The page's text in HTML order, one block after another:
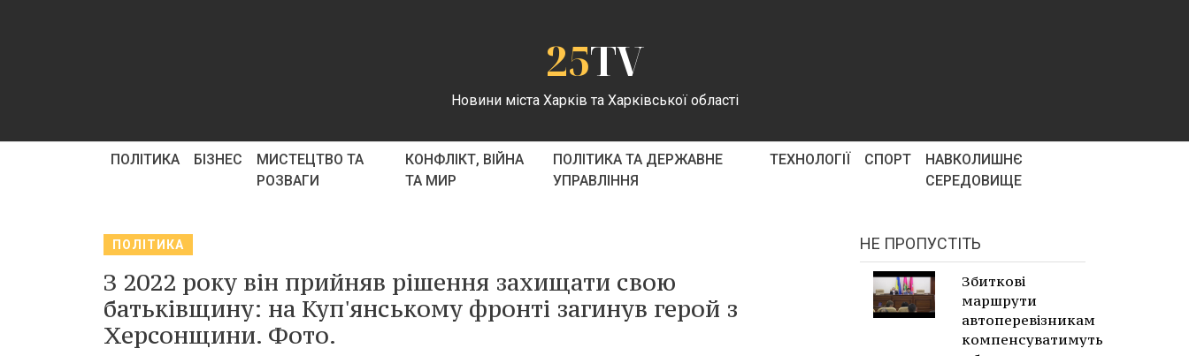
25TV
Новини міста Харків та Харківської області
ПОЛІТИКА БІЗНЕС
МИСТЕЦТВО ТА
РОЗВАГИ
КОНФЛІКТ, ВІЙНА
ТА МИР
ПОЛІТИКА ТА ДЕРЖАВНЕ
УПРАВЛІННЯ
ТЕХНОЛОГІЇ СПОРТ
НАВКОЛИШНЄ
СЕРЕДОВИЩЕ
ПОЛІТИКА
З 2022 року він прийняв рішення захищати свою
батьківщину: на Куп'янському фронті загинув герой з
Херсонщини. Фото.
НЕ ПРОПУСТІТЬ
Збиткові
маршрути
автоперевізникам
компенсуватимуть